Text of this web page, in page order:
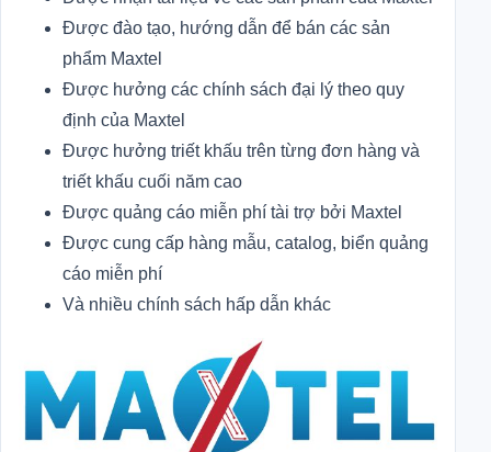
Được đào tạo, hướng dẫn để bán các sản
phẩm Maxtel
Được hưởng các chính sách đại lý theo quy
định của Maxtel
Được hưởng triết khấu trên từng đơn hàng và
triết khấu cuối năm cao
Được quảng cáo miễn phí tài trợ bởi Maxtel
Được cung cấp hàng mẫu, catalog, biển quảng
cáo miễn phí
Và nhiều chính sách hấp dẫn khác